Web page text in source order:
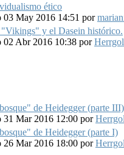
ético
03 May 2016 14:51 por
"Vikings" y el Dasein histórico.
02 Abr 2016 10:38 por
de Heidegger (parte III)
31 Mar 2016 12:00 por
de Heidegger (parte I)
26 Mar 2016 18:00 por